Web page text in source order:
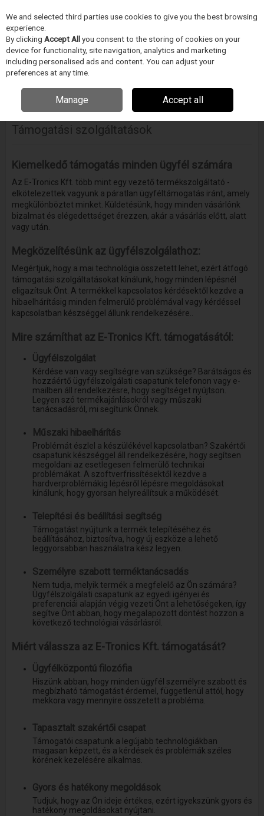
Skip to content
Menu
Home VEVŐSZOLGÁLAT
More in this section
Támogatási szolgáltatások
Kiemelkedő támogatás minden ügyfél számára
Az E-Tronics Kft. több mint egy vezető termékszolgáltató -
elkötelezettek vagyunk a páratlan ügyféltámogatás iránt, amely
megkülönböztet minket. Küldetésünk, hogy minden vásárlónk
bizalmat és elégedettséget érezzen, akár a vásárlás előtt, alatt
vagy után.
Megközelítésünk az ügyfélszolgálathoz:
Megértjük, hogy a mai technológia összetett lehet, ezért átfogó
támogatási szolgáltatásokat kínálunk, hogy minden lépésnél
eligazítsuk Önt. A termékkel kapcsolatos kérdésektől kezdve a
hibaelhárításig minden felmerülő problémával vagy kérdéssel
kapcsolatban készséggel állunk rendelkezésére..
Mire számíthat az E-Tronics Kft. támogatásától:
Ügyfélszolgálat
Kérdése van vagy segítségre van szüksége? Barátságos és
hozzáértő ügyfélszolgálati csapatunk telefonon vagy e-
mailben áll rendelkezésre, hogy segítséget nyújtson.
Legyen szó termékajánlásokról vagy műszaki
tanácsadásról, mi segítünk Önnek.
Műszaki hibaelhárítás
Problémát észlel a készülékével kapcsolatban? Szakértői
csapatunk készséggel áll rendelkezésére, hogy segítsen
megoldani az esetlegesen felmerülő technikai
problémákat. A szoftverfrissítésektől kezdve a
hardverproblémákig lépésről lépésre megoldásokat
kínálunk, hogy gyorsan helyreállítsuk a működését.
Telepítési és beállítási segítség
Támogatást nyújtunk a termék telepítéséhez és
beállításához, biztosítva, hogy új eszköze a lehető
leggyorsabban használatra kész legyen.
Személyre szabott terméktanácsadás
Nem tudja, melyik termék a megfelelő az Ön számára?
Ügyfélszolgálati csapatunk az egyedi igényei és
preferenciái alapján végig vezeti Önt a lehetőségeken, így
segítve Önt abban, hogy megalapozott döntést hozzon a
következő technológiai vásárlásról.
Miért válassza az E-Tronics Kft. támogatását?
Ügyfélközpontú filozófia
Hiszünk abban, hogy minden ügyfél személyre szabott és
megbízható támogatást érdemel, függetlenül attól, hogy
mekkora vagy mennyire összetett a probléma.
Tapasztalt szakértői csapat
Támogatói csapatunk a legújabb technológiákban
magasan képzett, és a kérdések és problémák széles
körének kezelésére alkalmas.
Gyors és hatékony megoldások
Tudjuk, hogy az Ön ideje értékes, ezért igyekszünk gyors és
hatékony megoldásokat nyújtani.
We and selected third parties use cookies to give you the best browsing
experience.
By clicking Accept Allyou consent to the storing of cookies on your
device for functionality, site navigation, analytics and marketing
including personalised ads and content. You can adjust your
preferences at any time.
Manage Accept all